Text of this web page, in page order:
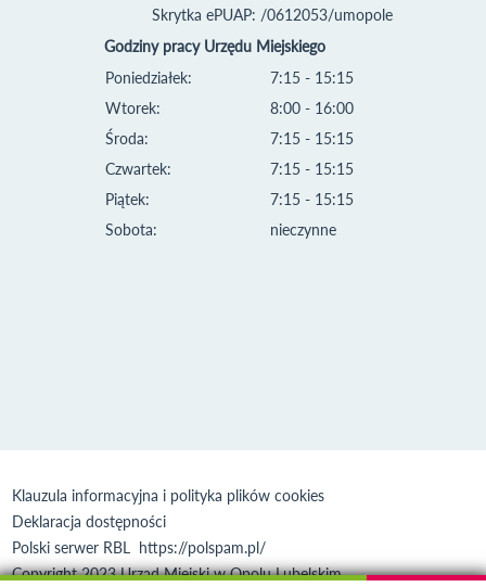
Skrytka ePUAP: /0612053/umopole
Godziny pracy Urzędu Miejskiego
Poniedziałek:
Wtorek:
Środa:
Czwartek:
Piątek:
Sobota:
7:15 - 15:15
8:00 - 16:00
7:15 - 15:15
7:15 - 15:15
7:15 - 15:15
nieczynne
Klauzula informacyjna i polityka plików cookies
Deklaracja dostępności
Polski serwer RBL https://polspam.pl/
Copyright 2023 Urząd Miejski w Opolu Lubelskim